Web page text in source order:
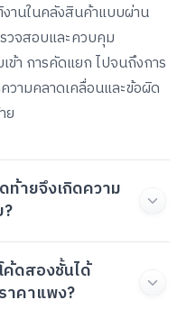
านในคลังสินค้าแบบผ่าน
วจสอบและควบคุม
ข้า การคัดแยก ไปจนถึงการ
วามคลาดเคลื่อนและข้อผิด
ย
ายจึงเกิดความ
ค้ดสองชั้นได้
าคาแพง?